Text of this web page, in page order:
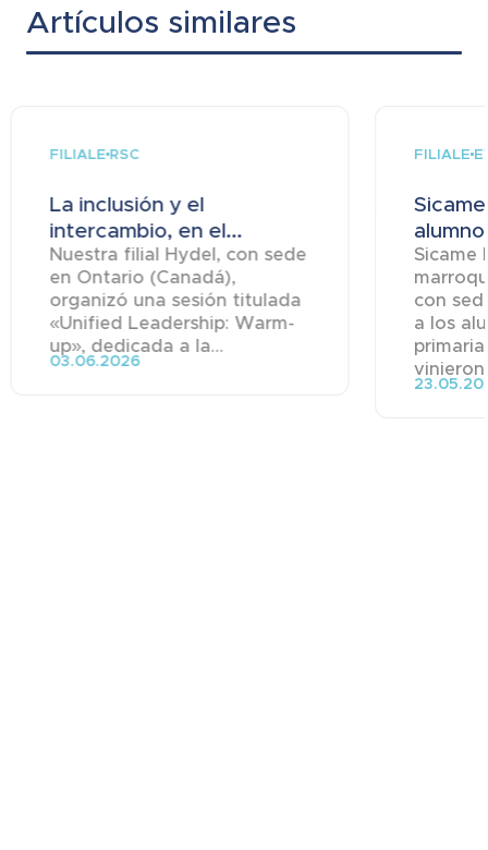
Artículos similares
FILIALERSC
La inclusión y el
intercambio, en el...
Nuestra filial Hydel, con sede
en Ontario (Canadá),
organizó una sesión titulada
«Unified Leadership: Warm-
up», dedicada a la...
03.06.2026
FILIALE
Sicame
con
a los
vinieron